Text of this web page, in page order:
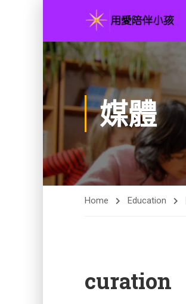
媒體
Home Education
curation